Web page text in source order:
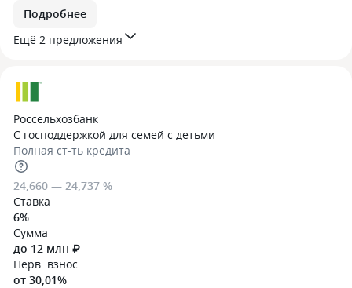
Подробнее
Ещё 2 предложения
Россельхозбанк
С господдержкой для семей с детьми
Полная ст-ть кредита
24,660 — 24,737 %
Ставка
6%
Сумма
до 12 млн ₽
Перв. взнос
от 30,01%